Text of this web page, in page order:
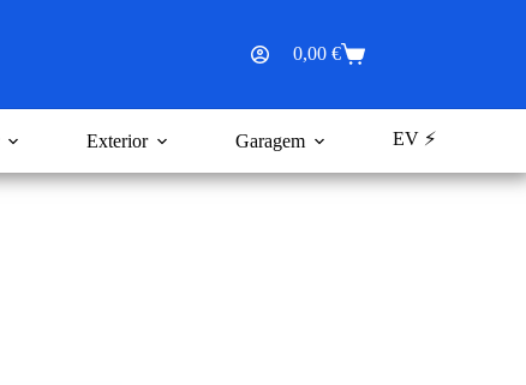
Carrinho
compras
0,00 €
Exterior Garagem EV ⚡